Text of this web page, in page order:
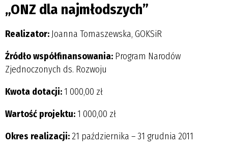
„ONZ dla najmłodszych”
Realizator: Joanna Tomaszewska, GOKSiR
Źródło współfinansowania: Program Narodów
Zjednoczonych ds. Rozwoju
Kwota dotacji: 1 000,00 zł
Wartość projektu: 1 000,00 zł
Okres realizacji:21 października – 31 grudnia 2011